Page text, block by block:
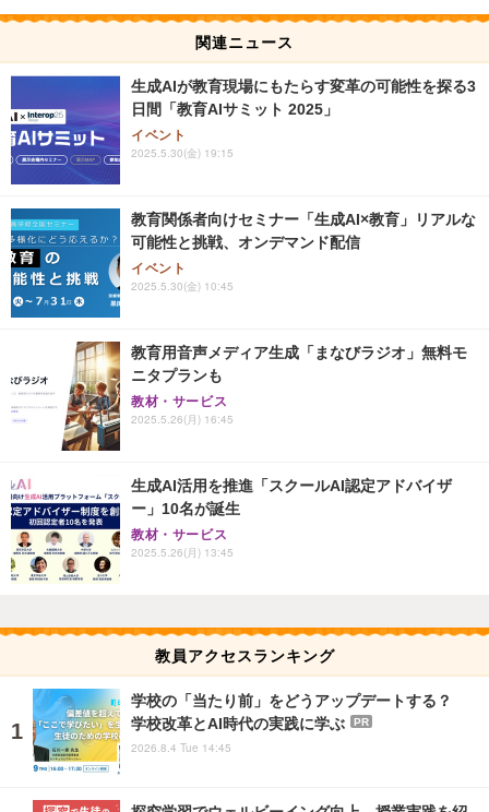
関連ニュース
生成AIが教育現場にもたらす変革の可能性を探る3
日間「教育AIサミット 2025」
イベント
2025.5.30(金) 19:15
教育関係者向けセミナー「生成AI×教育」リアルな
可能性と挑戦、オンデマンド配信
イベント
2025.5.30(金) 10:45
教育用音声メディア生成「まなびラジオ」無料モ
ニタプランも
教材・サービス
2025.5.26(月) 16:45
生成AI活用を推進「スクールAI認定アドバイザ
ー」10名が誕生
教材・サービス
2025.5.26(月) 13:45
教員アクセスランキング
学校の「当たり前」をどうアップデートする？
学校改革とAI時代の実践に学ぶ
PR
2026.8.4 Tue 14:45